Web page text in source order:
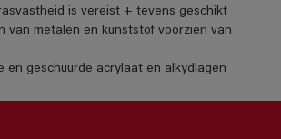
is vereist + tevens geschikt
van metalen en kunststof voorzien van
en geschuurde acrylaat en alkydlagen